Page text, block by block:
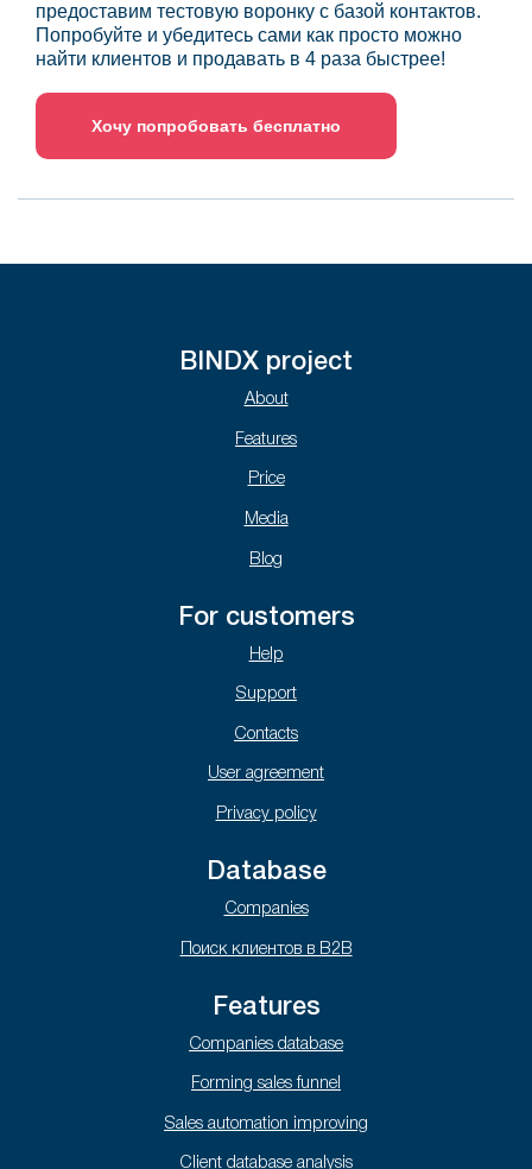
предоставим тестовую воронку с базой контактов.
Попробуйте и убедитесь сами как просто можно
найти клиентов и продавать в 4 раза быстрее!
Хочу попробовать бесплатно
BINDX project
About
Features
Price
Media
Blog
For customers
Help
Support
Contacts
User agreement
Privacy policy
Database
Companies
Поиск клиентов в B2B
Features
Companies database
Forming sales funnel
Sales automation improving
Client database analysis